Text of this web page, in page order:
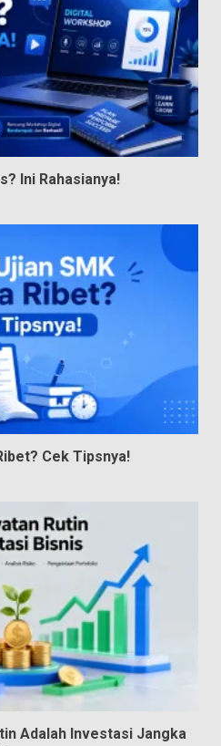
Ini Rahasianya!
Cek Tipsnya!
Adalah Investasi Jangka